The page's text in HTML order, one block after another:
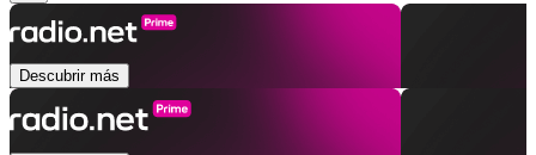
Descubrir más